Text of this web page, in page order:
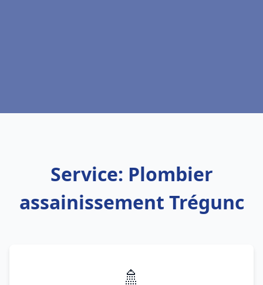
Service: Plombier
assainissement Trégunc
🚿